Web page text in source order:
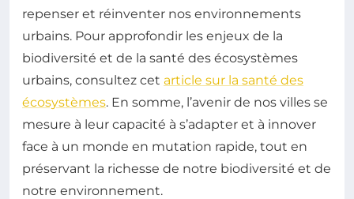
repenser et réinventer nos environnements
urbains. Pour approfondir les enjeux de la
biodiversité et de la santé des écosystèmes
urbains, consultez cet article sur la santé des
écosystèmes. En somme, l’avenir de nos villes se
mesure à leur capacité à s’adapter et à innover
face à un monde en mutation rapide, tout en
préservant la richesse de notre biodiversité et de
notre environnement.